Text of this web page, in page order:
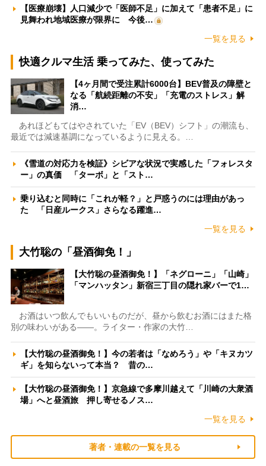
【医療崩壊】人口減少で「医師不足」に加えて「患者不足」に
見舞われ地域医療が限界に 今後…
一覧を見る
快適クルマ生活 乗ってみた、使ってみた
【4ヶ月間で受注累計6000台】BEV普及の障壁と
なる「航続距離の不安」「充電のストレス」解
消…
あれほどもてはやされていた「EV（BEV）シフト」の潮流も、
最近では減速基調になっているように見える。…
《雪道の対応力を検証》シビアな状況で実感した「フォレスタ
ー」の真価 「ターボ」と「スト…
乗り込むと同時に「これが軽？」と戸惑うのには理由があっ
た 「日産ルークス」さらなる躍進…
一覧を見る
大竹聡の「昼酒御免！」
【大竹聡の昼酒御免！】「ネグローニ」「山崎」
「マンハッタン」新宿三丁目の隠れ家バーで1…
お酒はいつ飲んでもいいものだが、昼から飲むお酒にはまた格
別の味わいがある――。ライター・作家の大竹…
【大竹聡の昼酒御免！】今の若者は「なめろう」や「キヌカツ
ギ」を知らないって本当？ 昔の…
【大竹聡の昼酒御免！】京急線で多摩川越えて「川崎の大衆酒
場」へと昼酒旅 押し寄せるノス…
一覧を見る
著者・連載の一覧を見る